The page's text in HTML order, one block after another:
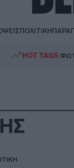
ΠΟΛΙΤΙΚΗ
HOT TAGS: